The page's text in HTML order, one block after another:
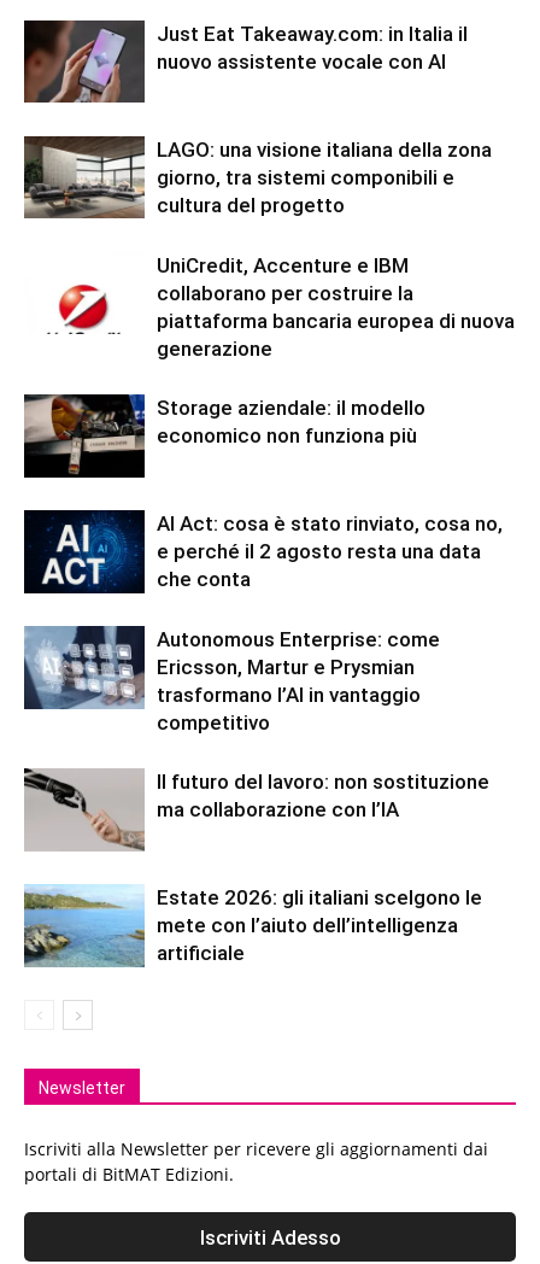
Just Eat Takeaway.com: in Italia il
nuovo assistente vocale con AI
LAGO: una visione italiana della zona
giorno, tra sistemi componibili e
cultura del progetto
UniCredit, Accenture e IBM
collaborano per costruire la
piattaforma bancaria europea di nuova
generazione
Storage aziendale: il modello
economico non funziona più
AI Act: cosa è stato rinviato, cosa no,
e perché il 2 agosto resta una data
che conta
Autonomous Enterprise: come
Ericsson, Martur e Prysmian
trasformano l’AI in vantaggio
competitivo
Il futuro del lavoro: non sostituzione
ma collaborazione con l’IA
Estate 2026: gli italiani scelgono le
mete con l’aiuto dell’intelligenza
artificiale
Newsletter
Iscriviti alla Newsletter per ricevere gli aggiornamenti dai
portali di BitMAT Edizioni.